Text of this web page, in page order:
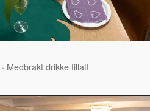
· Medbrakt drikke tillatt